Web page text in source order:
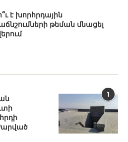
է խորհրդային
թեման մնացել
1